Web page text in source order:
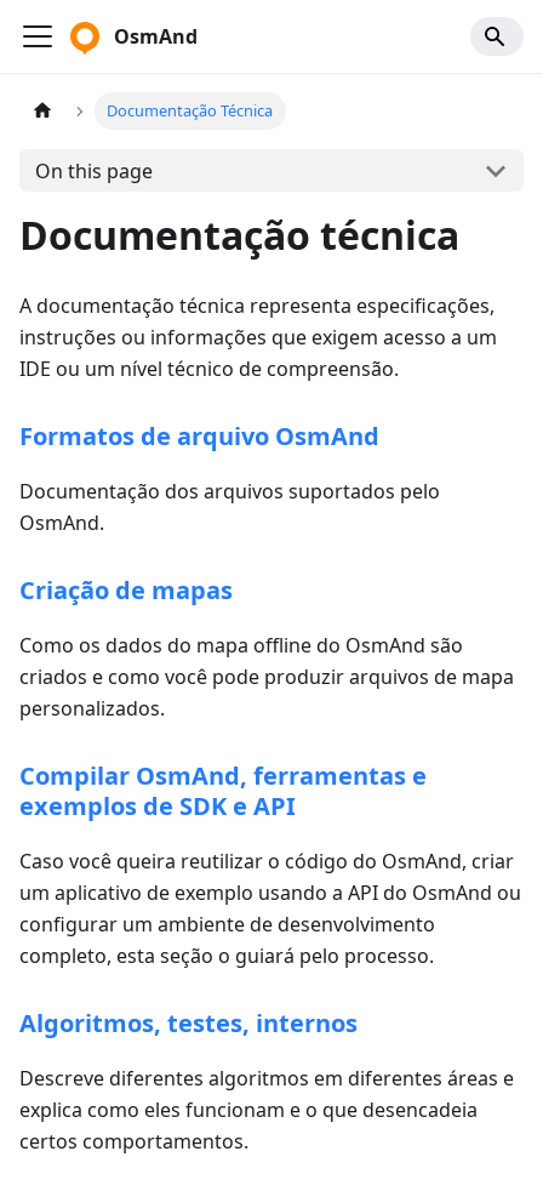
OsmAnd
Documentação Técnica
On this page
Documentação técnica
A documentação técnica representa especificações,
instruções ou informações que exigem acesso a um
IDE ou um nível técnico de compreensão.
Formatos de arquivo OsmAnd
Documentação dos arquivos suportados pelo
OsmAnd.
Criação de mapas
Como os dados do mapa offline do OsmAnd são
criados e como você pode produzir arquivos de mapa
personalizados.
Compilar OsmAnd, ferramentas e
exemplos de SDK e API
Caso você queira reutilizar o código do OsmAnd, criar
um aplicativo de exemplo usando a API do OsmAnd ou
configurar um ambiente de desenvolvimento
completo, esta seção o guiará pelo processo.
Algoritmos, testes, internos
Descreve diferentes algoritmos em diferentes áreas e
explica como eles funcionam e o que desencadeia
certos comportamentos.